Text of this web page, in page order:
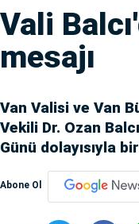
Vali
mesajı
Van Valisi ve Van
Vekili Dr. Ozan
Günü dolayısıyla
Abone Ol